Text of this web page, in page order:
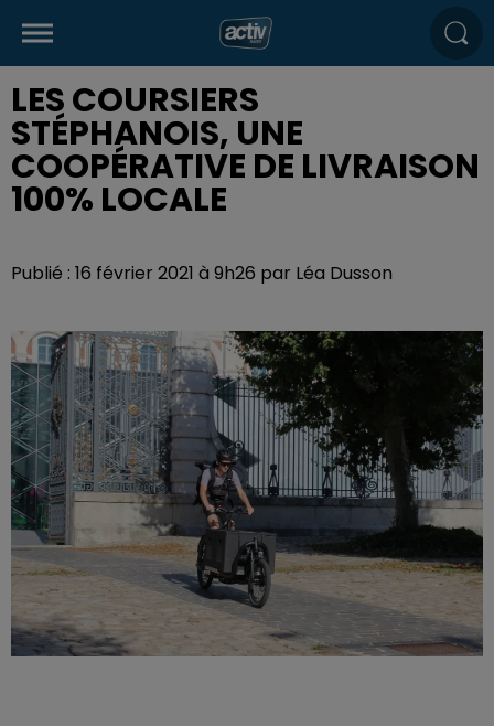
LES COURSIERS
STÉPHANOIS, UNE
COOPÉRATIVE DE LIVRAISON
100% LOCALE
Publié : 16 février 2021 à 9h26 par Léa Dusson